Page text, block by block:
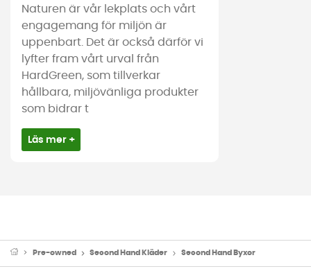
Naturen är vår lekplats och vårt
engagemang för miljön är
uppenbart. Det är också därför vi
lyfter fram vårt urval från
HardGreen, som tillverkar
hållbara, miljövänliga produkter
som bidrar t
Läs mer +
Pre-owned Second Hand Kläder Second Hand Byxor